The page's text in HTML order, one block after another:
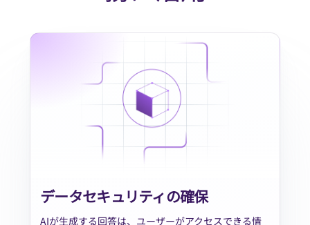
データセキュリティの確保
AIが生成する回答は、ユーザーがアクセスできる情